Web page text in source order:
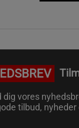
dig vores
tilbud, nyheder